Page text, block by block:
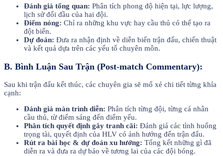
Đánh giá tổng quan: Phân tích phong độ hiện tại, lực lượng,
lịch sử đối đầu của hai đội.
Điểm nóng: Chỉ ra những khu vực hay cầu thủ có thể tạo ra
đột biến.
Dự đoán: Đưa ra nhận định về diễn biến trận đấu, chiến thuật
và kết quả dựa trên các yếu tố chuyên môn.
B. Bình Luận Sau Trận (Post-match Commentary):
Sau khi trận đấu kết thúc, các chuyên gia sẽ mổ xẻ chi tiết từng khía
cạnh:
Đánh giá màn trình diễn: Phân tích từng đội, từng cá nhân
cầu thủ, từ điểm sáng đến điểm yếu.
Phân tích quyết định gây tranh cãi: Đánh giá các tình huống
trọng tài, quyết định của HLV có ảnh hưởng đến trận đấu.
Rút ra bài học & dự đoán xu hướng: Tổng kết những gì đã
diễn ra và đưa ra dự báo về tương lai của các đội bóng.